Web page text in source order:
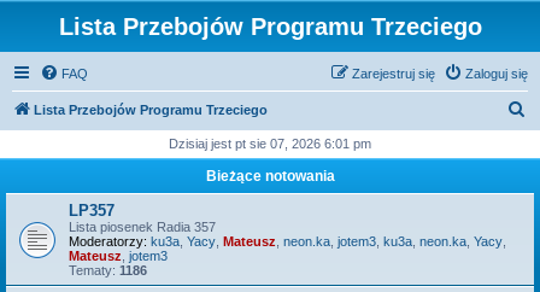
Lista Przebojów Programu Trzeciego
FAQ Zaloguj się
Zarejestruj się
Lista Przebojów Programu Trzeciego
k
Dzisiaj jest pt sie 07, 2026 6:01 pm
Bieżące notowania
LP357
Lista piosenek Radia 357
Moderatorzy: ku3a Yacy Mateusz neon.ka jotem3 ku3a neon.ka Yacy
Mateusz jotem3
Tematy: 1186